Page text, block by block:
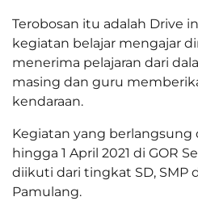
Terobosan itu adalah Drive
kegiatan belajar mengajar
menerima pelajaran dari
masing dan guru
kendaraan.
Kegiatan yang berlangsung
hingga 1 April 2021 di GOR
diikuti dari tingkat SD, SMP
Pamulang.